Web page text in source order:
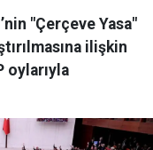
"Çerçeve Yasa"
ilişkin
oylarıyla